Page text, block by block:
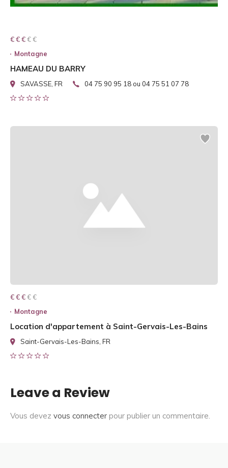
€ € € € €
€ € €
Montagne
HAMEAU DU BARRY
SAVASSE, FR 04 75 90 95 18 ou 04 75 51 07 78
€ € € € €
€ € €
Montagne
Location d'appartement à Saint-Gervais-Les-Bains
Saint-Gervais-Les-Bains, FR
Leave a Review
Vous devez vous connecter pour publier un commentaire.